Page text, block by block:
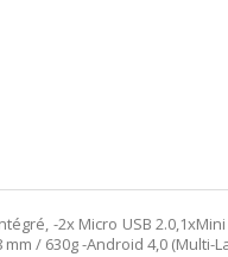
-2x Micro USB
/ 630g -Android 4,0 (Multi-